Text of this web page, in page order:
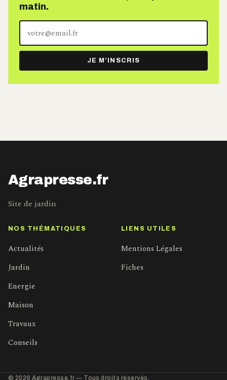
matin.
adresse
e-
mail
JE M’INSCRIS
Agrapresse.fr
Site de jardin
NOS THÉMATIQUES
Actualités
Jardin
Energie
Maison
Travaux
Conseils
LIENS UTILES
Mentions Légales
Fiches
© 2026 Agrapresse.fr — Tous droits réservés.